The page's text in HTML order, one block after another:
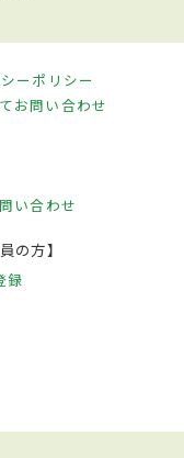
ーポリシー
お問い合わせ
い合わせ
の方】
録